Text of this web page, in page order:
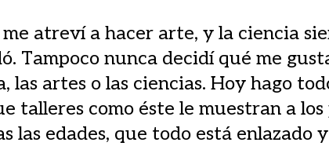
atreví a hacer arte, y la ciencia
Tampoco nunca decidí qué me
las artes o las ciencias. Hoy hago
talleres como éste le muestran a
las edades, que todo está enlazado